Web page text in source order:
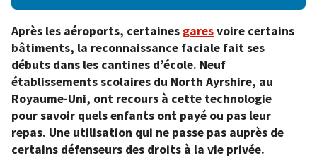
Après les aéroports, certaines garesvoire certains
bâtiments, la reconnaissance faciale fait ses
débuts dans les cantines d’école. Neuf
établissements scolaires du North Ayrshire, au
Royaume-Uni, ont recours à cette technologie
pour savoir quels enfants ont payé ou pas leur
repas. Une utilisation qui ne passe pas auprès de
certains défenseurs des droits à la vie privée.